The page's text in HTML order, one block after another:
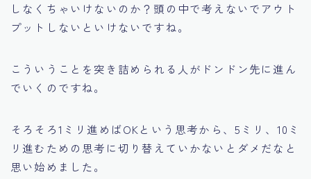
しなくちゃいけないのか？頭の中で考えないでアウト
プットしないといけないですね。
こういうことを突き詰められる人がドンドン先に進ん
でいくのですね。
そろそろ1ミリ進めばOKという思考から、5ミリ、10ミ
リ進むための思考に切り替えていかないとダメだなと
思い始めました。